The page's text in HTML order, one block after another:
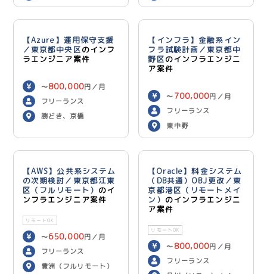
ン）
用）
【Azure】運用保守支援
／東京都中央区のインフ
ラエンジニア案件
〜800,000円／月
フリーランス
勝どき、京橋
【インフラ】金融系イン
フラ試験計画／東京都中
野区のインフラエンジニ
ア案件
〜 700,000円／月
フリーランス
東中野
【AWS】公共系システム
の次期検討／東京都江東
区（フルリモート） のイ
ンフラエンジニア案件
リモートOK
〜650,000円／月
フリーランス
豊洲（フルリモート）
【Oracle】料金システム
（DB共通）OBJ更改／東
京都港区（リモートメイ
ン） のインフラエンジニ
ア案件
リモートOK
〜 800,000円／月
フリーランス